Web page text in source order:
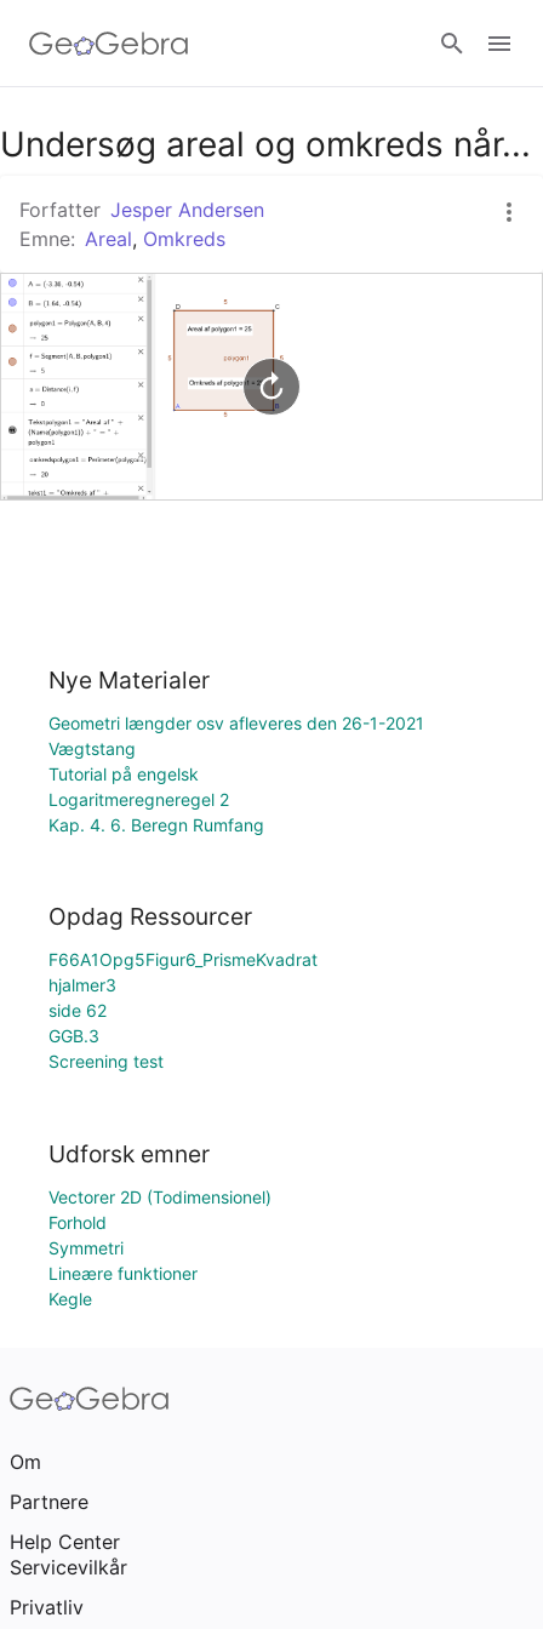
Google Classroom
GeoGebra Classroom
Log ind
Undersøg areal og omkreds når...
Forfatter Jesper Andersen
Emne: Areal, Omkreds
Nye Materialer
Geometri længder osv afleveres den 26-1-2021
Vægtstang
Tutorial på engelsk
Logaritmeregneregel 2
Kap. 4. 6. Beregn Rumfang
Opdag Ressourcer
F66A1Opg5Figur6_PrismeKvadrat
hjalmer3
side 62
GGB.3
Screening test
Udforsk emner
Vectorer 2D (Todimensionel)
Forhold
Symmetri
Lineære funktioner
Kegle
Om
Partnere
Help Center
Servicevilkår
Privatliv